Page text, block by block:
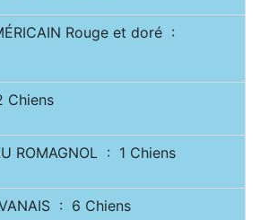
Rouge et doré :
Chiens
ROMAGNOL : 1 Chiens
: 6 Chiens